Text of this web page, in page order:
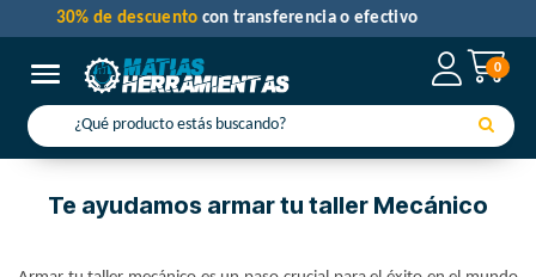
0
Toggle navigation
30% de descuento con transferencia o efectivo
Te ayudamos armar tu taller Mecánico